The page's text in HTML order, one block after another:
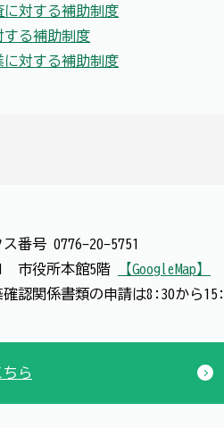
対する補助制度
する補助制度
対する補助制度
ス番号 0776-20-5751
市役所本館5階
【GoogleMap】
認関係書類の申請は8:30から
ら